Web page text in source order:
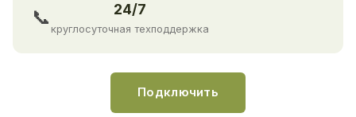
📞 24/7
круглосуточная техподдержка
Подключить